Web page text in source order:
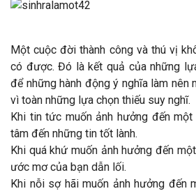
Một cuộc đời thành công và thú vị
có được. Đó là kết quả của những
để những hành động ý nghĩa làm nên
vì toàn những lựa chọn thiếu suy nghĩ.
Khi tin tức muốn ảnh hưởng đến
tâm đến những tin tốt lành.
Khi quá khứ muốn ảnh hưởng đến
ước mơ của bạn dẫn lối.
Khi nỗi sợ hãi muốn ảnh hưởng đến